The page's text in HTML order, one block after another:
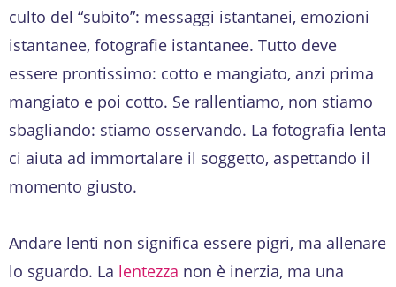
culto del “subito”: messaggi istantanei, emozioni
istantanee, fotografie istantanee. Tutto deve
essere prontissimo: cotto e mangiato, anzi prima
mangiato e poi cotto. Se rallentiamo, non stiamo
sbagliando: stiamo osservando. La fotografia lenta
ci aiuta ad immortalare il soggetto, aspettando il
momento giusto.
Andare lenti non significa essere pigri, ma allenare
lo sguardo. La lentezza non è inerzia, ma una